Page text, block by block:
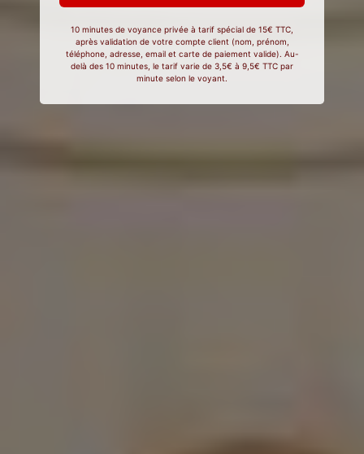
10 minutes de voyance privée à tarif spécial de 15€ TTC,
après validation de votre compte client (nom, prénom,
téléphone, adresse, email et carte de paiement valide). Au-
delà des 10 minutes, le tarif varie de 3,5€ à 9,5€ TTC par
minute selon le voyant.